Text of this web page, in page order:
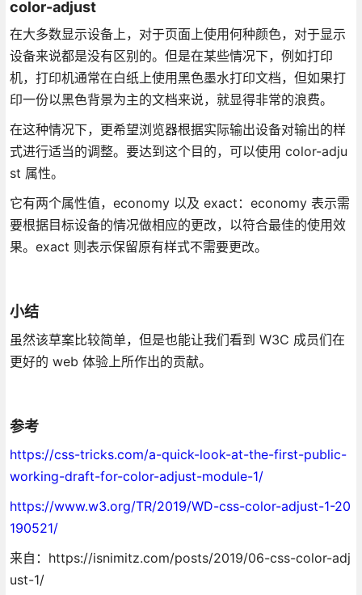
color-adjust
在大多数显示设备上，对于页面上使用何种颜色，对于显示
设备来说都是没有区别的。但是在某些情况下，例如打印
机，打印机通常在白纸上使用黑色墨水打印文档，但如果打
印一份以黑色背景为主的文档来说，就显得非常的浪费。
在这种情况下，更希望浏览器根据实际输出设备对输出的样
式进行适当的调整。要达到这个目的，可以使用 color-adju
st 属性。
它有两个属性值，economy 以及 exact：economy 表示需
要根据目标设备的情况做相应的更改，以符合最佳的使用效
果。exact 则表示保留原有样式不需要更改。
小结
虽然该草案比较简单，但是也能让我们看到 W3C 成员们在
更好的 web 体验上所作出的贡献。
参考
https://css-tricks.com/a-quick-look-at-the-first-public-
working-draft-for-color-adjust-module-1/
https://www.w3.org/TR/2019/WD-css-color-adjust-1-20
190521/
来自：https://isnimitz.com/posts/2019/06-css-color-adj
ust-1/